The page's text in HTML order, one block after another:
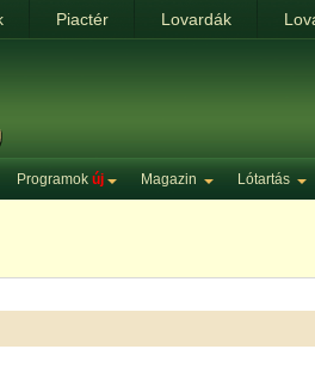
Piactér Lovardák
Programok új Magazin Lótartás